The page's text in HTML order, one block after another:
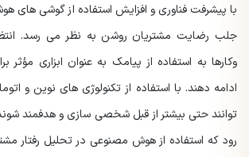
با پیشرفت فناوری و افزایش استفاده از گوشی های
جلب رضایت مشتریان روشن به نظر می رسد.
وکارها به استفاده از پیامک به عنوان ابزاری مؤثر
ادامه دهند. با استفاده از تکنولوژی های نوین و
توانند حتی بیشتر از قبل شخصی سازی و هدفمند
رود که استفاده از هوش مصنوعی در تحلیل رفتار